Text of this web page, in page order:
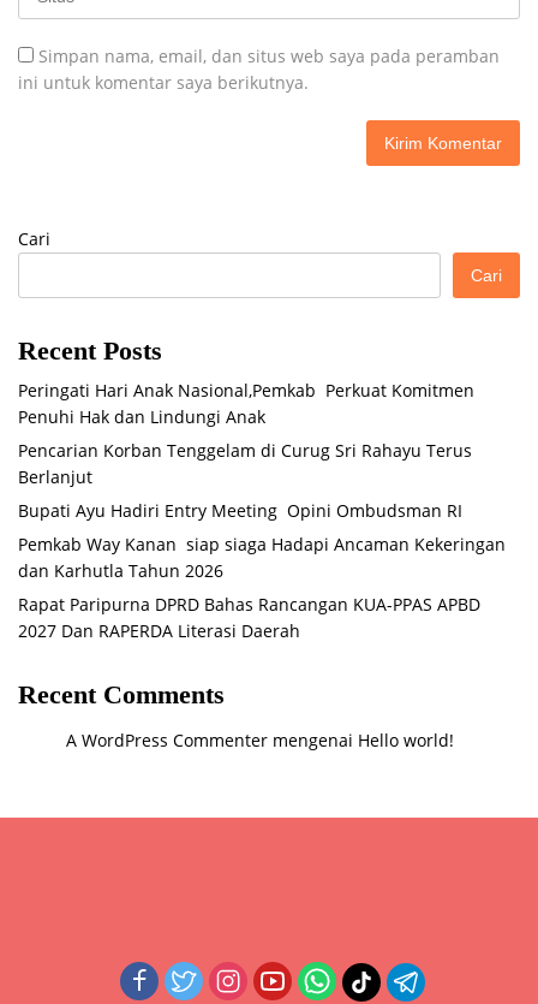
Simpan nama, email, dan situs web saya pada peramban
ini untuk komentar saya berikutnya.
Cari
Cari
Recent Posts
Peringati Hari Anak Nasional,Pemkab Perkuat Komitmen
Penuhi Hak dan Lindungi Anak
Pencarian Korban Tenggelam di Curug Sri Rahayu Terus
Berlanjut
Bupati Ayu Hadiri Entry Meeting Opini Ombudsman RI
Pemkab Way Kanan siap siaga Hadapi Ancaman Kekeringan
dan Karhutla Tahun 2026
Rapat Paripurna DPRD Bahas Rancangan KUA-PPAS APBD
2027 Dan RAPERDA Literasi Daerah
Recent Comments
A WordPress Commenter mengenai Hello world!